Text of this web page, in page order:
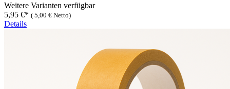
Weitere Varianten verfügbar
5,95 €* ( 5,00 € Netto)
Details